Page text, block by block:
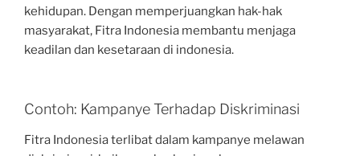
kehidupan. Dengan memperjuangkan hak-hak
masyarakat, Fitra Indonesia membantu menjaga
keadilan dan kesetaraan di indonesia.
Contoh: Kampanye Terhadap Diskriminasi
Fitra Indonesia terlibat dalam kampanye melawan